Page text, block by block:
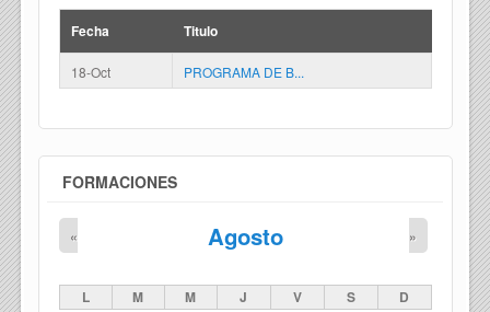
Fecha Titulo
18-Oct PROGRAMA DE B...
FORMACIONES
Agosto
« »
L M M J V S D